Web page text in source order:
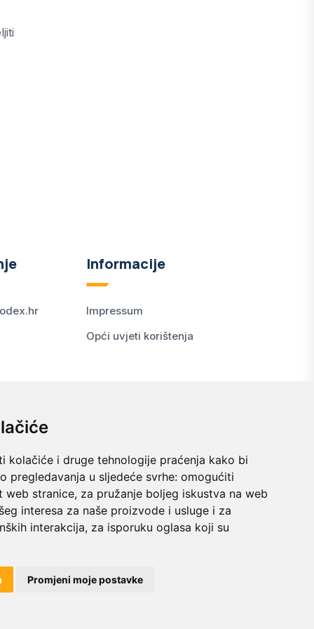
kolačiće i druge tehnologije praćenja kako bi
pregledavanja u sljedeće svrhe: omogućiti
web stranice, za pružanje boljeg iskustva na web
interesa za naše proizvode i usluge i za
interakcija, za isporuku oglasa koji su
Promjeni moje postavke
Informacije
Impressum
Opći uvjeti korištenja